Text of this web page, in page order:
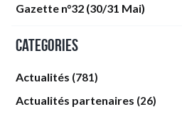
Gazette n°32 (30/31 Mai)
Categories
Actualités (781)
Actualités partenaires (26)